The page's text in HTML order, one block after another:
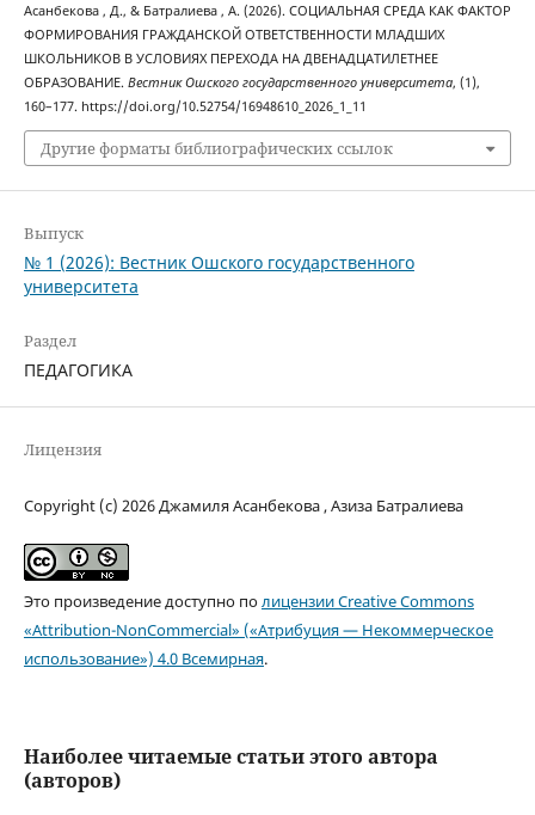
Асанбекова , Д., & Батралиева , А. (2026). СОЦИАЛЬНАЯ СРЕДА КАК ФАКТОР
ФОРМИРОВАНИЯ ГРАЖДАНСКОЙ ОТВЕТСТВЕННОСТИ МЛАДШИХ
ШКОЛЬНИКОВ В УСЛОВИЯХ ПЕРЕХОДА НА ДВЕНАДЦАТИЛЕТНЕЕ
ОБРАЗОВАНИЕ. Вестник Ошского государственного университета, (1),
160–177. https://doi.org/10.52754/16948610_2026_1_11
Другие форматы библиографических ссылок
Выпуск
№ 1 (2026): Вестник Ошского государственного
университета
Раздел
ПЕДАГОГИКА
Лицензия
Copyright (c) 2026 Джамиля Асанбекова , Азиза Батралиева
Это произведение доступно полицензии Creative Commons
«Attribution-NonCommercial» («Атрибуция — Некоммерческое
использование») 4.0 Всемирная.
Наиболее читаемые статьи этого автора
(авторов)